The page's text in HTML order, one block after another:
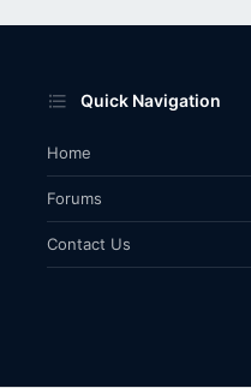
Quick Navigation
Home
Forums
Contact Us